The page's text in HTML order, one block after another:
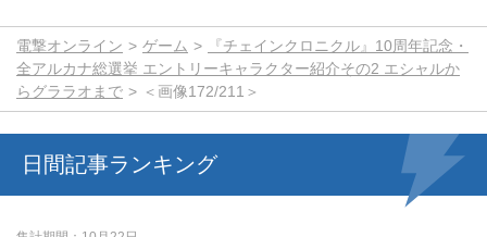
電撃オンライン ゲーム
『チェインクロニクル』10周年記念・
全アルカナ総選挙 エントリーキャラクター紹介その2 エシャルか
らグララオまで
＜画像172/211＞
日間記事ランキング